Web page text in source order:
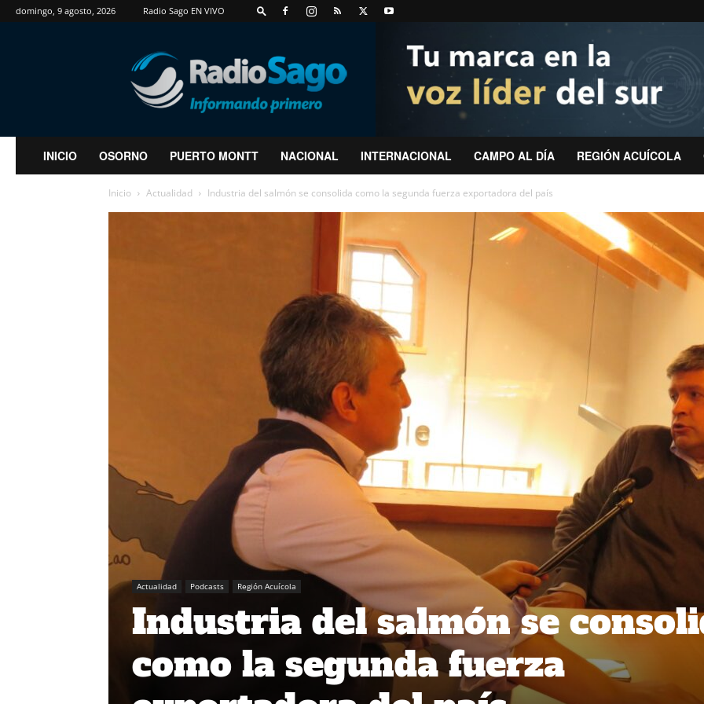
domingo, 9 agosto, 2026 Radio Sago EN VIVO
RadioSago
INICIO OSORNO PUERTO MONTT NACIONAL INTERNACIONAL CAMPO AL DÍA REGIÓN ACUÍCOLA
Inicio Actualidad Industria del salmón se consolida como la segunda fuerza exportadora del país
Actualidad Podcasts Región Acuícola
Industria del salmón se
como la segunda fuerza